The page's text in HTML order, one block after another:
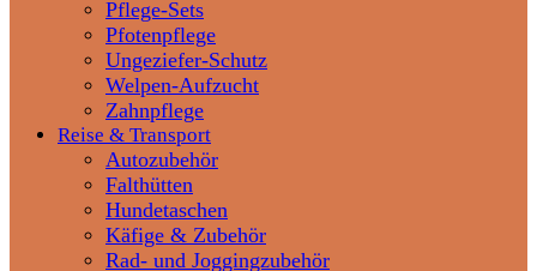
Pflege-Sets
Pfotenpflege
Ungeziefer-Schutz
Welpen-Aufzucht
Zahnpflege
Reise & Transport
Autozubehör
Falthütten
Hundetaschen
Käfige & Zubehör
Rad- und Joggingzubehör